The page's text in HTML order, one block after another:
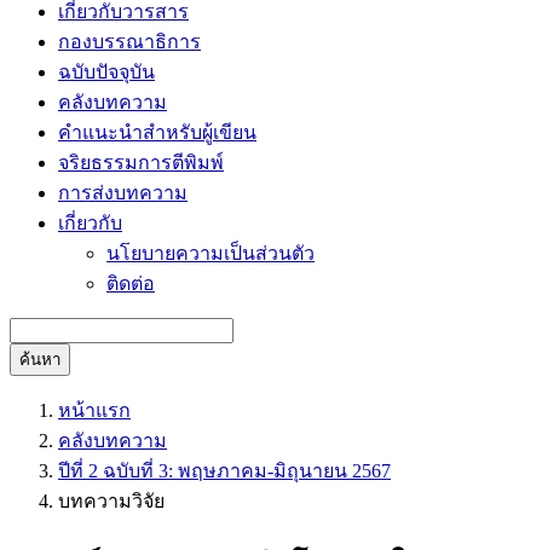
เกี่ยวกับวารสาร
กองบรรณาธิการ
ฉบับปัจจุบัน
คลังบทความ
คำแนะนำสำหรับผู้เขียน
จริยธรรมการตีพิมพ์
การส่งบทความ
เกี่ยวกับ
นโยบายความเป็นส่วนตัว
ติดต่อ
ค้นหา
หน้าแรก
คลังบทความ
ปีที่ 2 ฉบับที่ 3: พฤษภาคม-มิถุนายน 2567
บทความวิจัย